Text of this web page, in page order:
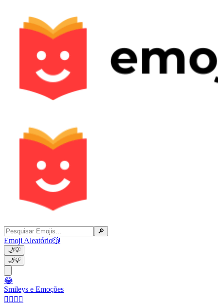
🔎
Emoji Aleatório🎲
🌙💡
🌙💡
😂
Smileys e Emoções
👩‍❤️‍💋‍👨